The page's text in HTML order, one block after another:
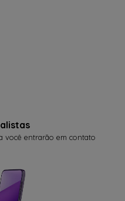
você entrarão em contato